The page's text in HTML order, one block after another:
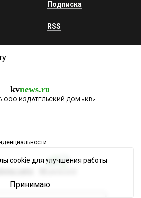
Подписка
RSS
kvnews.ru
ООО ИЗДАТЕЛЬСКИЙ ДОМ «КВ».
сайта
cookie для улучшения работы
Принимаю